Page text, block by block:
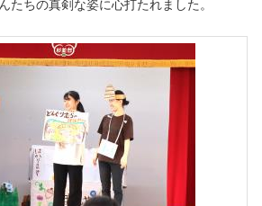
たちの真剣な姿に心打たれました。